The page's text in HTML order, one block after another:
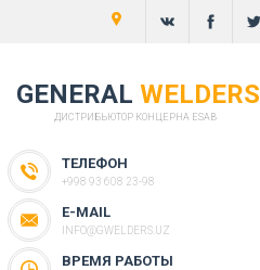
GENERAL WELDERS
ДИСТРИБЬЮТОР КОНЦЕРНА ESAB
ТЕЛЕФОН
+998 93 608 23-98
E-MAIL
INFO@GWELDERS.UZ
ВРЕМЯ РАБОТЫ